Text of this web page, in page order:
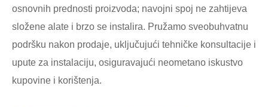
osnovnih prednosti proizvoda; navojni spoj ne zahtijeva
složene alate i brzo se instalira. Pružamo sveobuhvatnu
podršku nakon prodaje, uključujući tehničke konsultacije i
upute za instalaciju, osiguravajući neometano iskustvo
kupovine i korištenja.